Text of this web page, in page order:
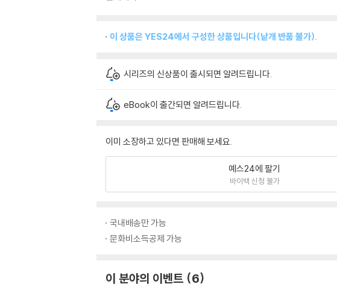
이 상품은 YES24에서 구성한 상품입니다(낱개 반품 불가).
시리즈의 신상품이 출시되면 알려드립니다.
eBook이 출간되면 알려드립니다.
이미 소장하고 있다면 판매해 보세요.
예스24에 팔기
바이백 신청 불가
국내배송만 가능
문화비소득공제 가능
이 분야의 이벤트 6